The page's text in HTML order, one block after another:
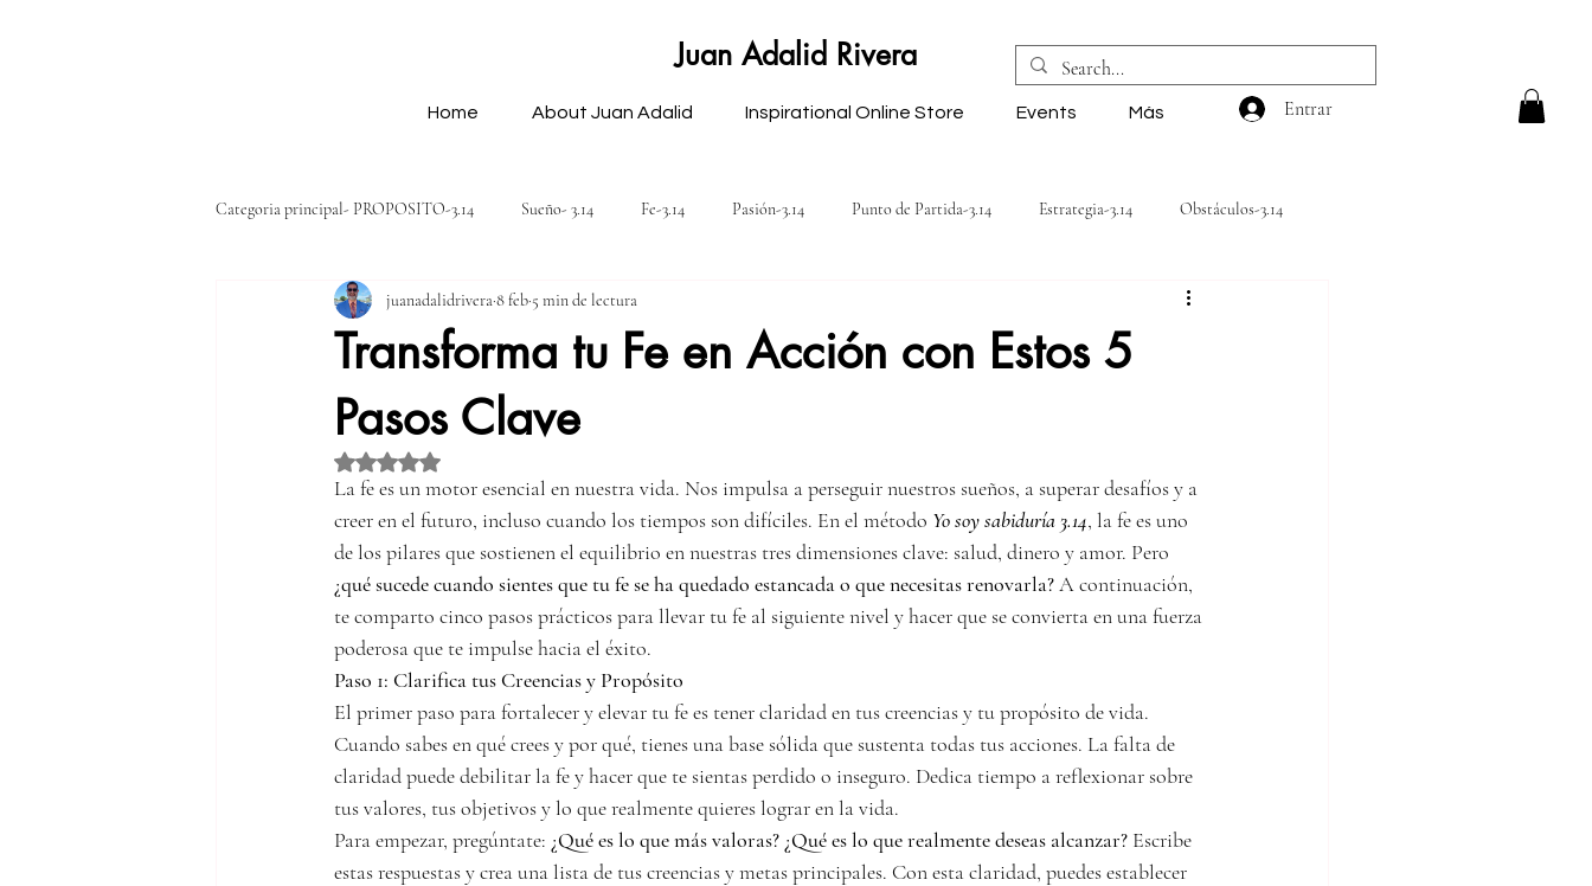
Juan Adalid Rivera
Home About Juan Adalid Inspirational Online Store Events Más Entrar
Categoria principal- PROPOSITO-3.14 Sueño- 3.14 Fe-3.14 Pasión-3.14 Punto de Partida-3.14 Estrategia-3.14 Obstáculos-3.14
Cualidades-3.14 Oportunidades y posibilidades-3.14
Voluntad y compromiso-3.14 Acción-3.14
Transforma tu Fe en Acción con Estos 5
Pasos Clave
juanadalidrivera8 feb5 min de lectura
Obtuvo NaN de 5 estrellas.
La fe es un motor esencial en nuestra vida. Nos impulsa a perseguir nuestros sueños, a superar desafíos y a
creer en el futuro, incluso cuando los tiempos son difíciles. En el método Yo soy sabiduría 3.14, la fe es uno
de los pilares que sostienen el equilibrio en nuestras tres dimensiones clave: salud, dinero y amor. Pero
¿qué sucede cuando sientes que tu fe se ha quedado estancada o que necesitas renovarla? A continuación,
te comparto cinco pasos prácticos para llevar tu fe al siguiente nivel y hacer que se convierta en una fuerza
poderosa que te impulse hacia el éxito.
Paso 1: Clarifica tus Creencias y Propósito
El primer paso para fortalecer y elevar tu fe es tener claridad en tus creencias y tu propósito de vida.
Cuando sabes en qué crees y por qué, tienes una base sólida que sustenta todas tus acciones. La falta de
claridad puede debilitar la fe y hacer que te sientas perdido o inseguro. Dedica tiempo a reflexionar sobre
tus valores, tus objetivos y lo que realmente quieres lograr en la vida.
Para empezar, pregúntate: ¿Qué es lo que más valoras? ¿Qué es lo que realmente deseas alcanzar? Escribe
estas respuestas y crea una lista de tus creencias y metas principales. Con esta claridad, puedes establecer